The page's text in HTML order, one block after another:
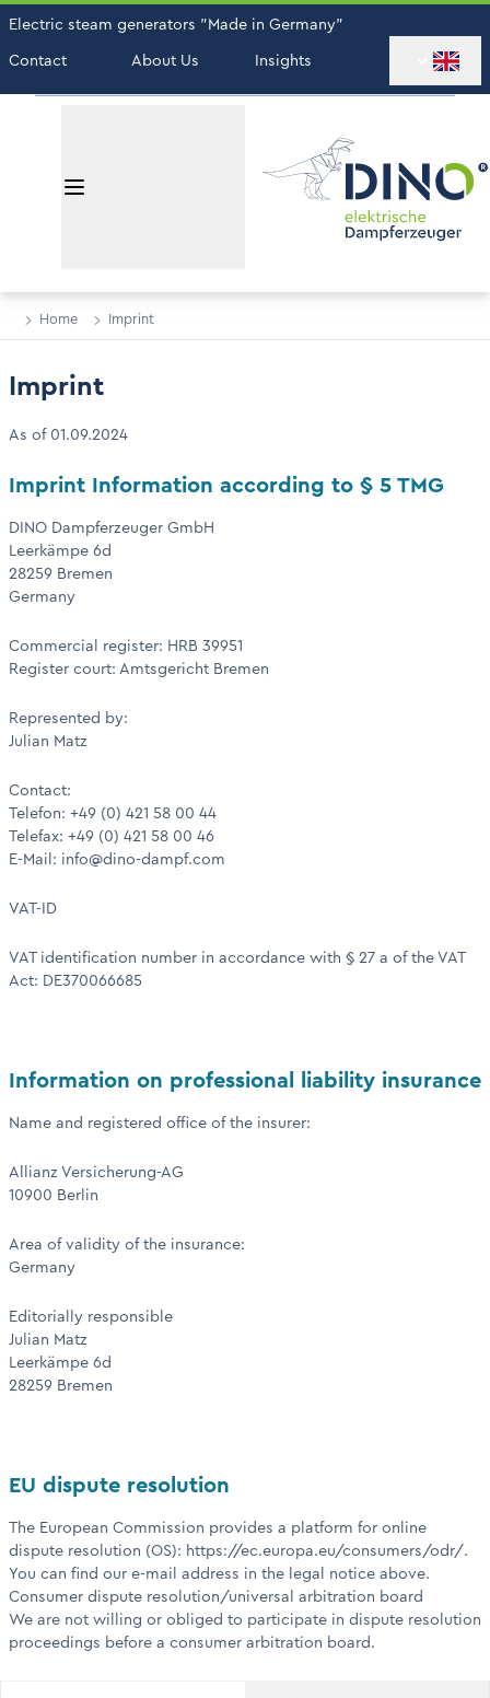
Electric steam generators "Made in Germany"
Contact
About Us Insights
Home Imprint
Imprint
As of 01.09.2024
Imprint Information according to § 5 TMG
DINO Dampferzeuger GmbH
Leerkämpe 6d
28259 Bremen
Germany
Commercial register: HRB 39951
Register court: Amtsgericht Bremen
Represented by:
Julian Matz
Contact:
Telefon: +49 (0) 421 58 00 44
Telefax: +49 (0) 421 58 00 46
E-Mail: info@dino-dampf.com
VAT-ID
VAT identification number in accordance with § 27 a of the VAT
Act: DE370066685
Information on professional liability insurance
Name and registered office of the insurer:
Allianz Versicherung-AG
10900 Berlin
Area of validity of the insurance:
Germany
Editorially responsible
Julian Matz
Leerkämpe 6d
28259 Bremen
EU dispute resolution
The European Commission provides a platform for online
dispute resolution (OS): https://ec.europa.eu/consumers/odr/.
You can find our e-mail address in the legal notice above.
Consumer dispute resolution/universal arbitration board
We are not willing or obliged to participate in dispute resolution
proceedings before a consumer arbitration board.